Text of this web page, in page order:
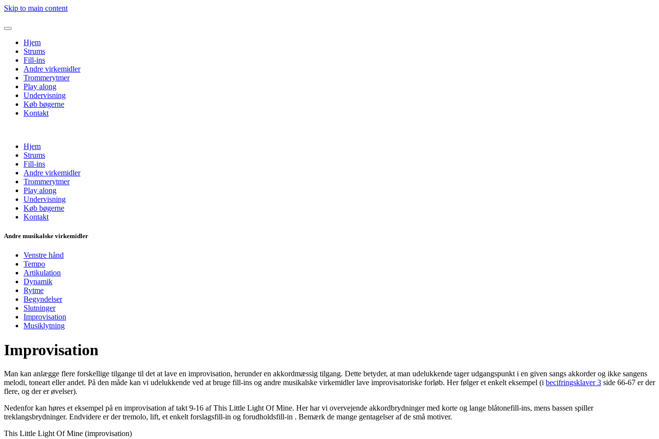
Skip to main content
Hjem
Strums
Fill-ins
Andre virkemidler
Trommerytmer
Play along
Undervisning
Køb bøgerne
Kontakt
Hjem
Strums
Fill-ins
Andre virkemidler
Trommerytmer
Play along
Undervisning
Køb bøgerne
Kontakt
Andre musikalske virkemidler
Venstre hånd
Tempo
Artikulation
Dynamik
Rytme
Begyndelser
Slutninger
Improvisation
Musiklytning
Improvisation
Man kan anlægge flere forskellige tilgange til det at lave en improvisation, herunder en akkordmæssig tilgang. Dette betyder, at man udelukkende tager udgangspunkt i en given sangs akkorder og ikke sangens
melodi, toneart eller andet. På den måde kan vi udelukkende ved at bruge fill-ins og andre musikalske virkemidler lave improvisatoriske forløb. Her følger et enkelt eksempel (i becifringsklaver 3 side 66-67 er der
flere, og der er øvelser).
Nedenfor kan høres et eksempel på en improvisation af takt 9-16 af This Little Light Of Mine. Her har vi overvejende akkordbrydninger med korte og lange blåtonefill-ins, mens bassen spiller
treklangsbrydninger. Endvidere er der tremolo, lift, et enkelt forslagsfill-in og forudholdsfill-in . Bemærk de mange gentagelser af de små motiver.
This Little Light Of Mine (improvisation)